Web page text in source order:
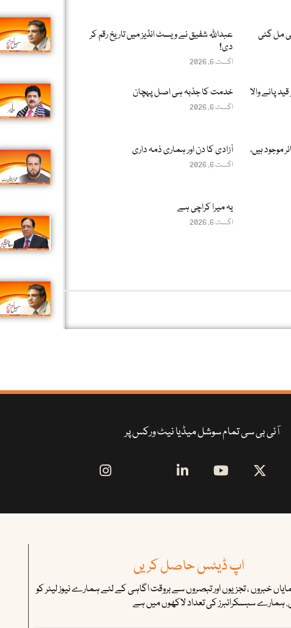
مل گئی
عبداللّٰہ شفیق نے ویسٹ انڈیز میں تاریخ رقم کر
دی!
اگست 6, 2026
پانے والا
خدمت کا جذبہ ہی اصل پہچان
اگست 6, 2026
موجود ہیں،
آزادی کا دن اور ہماری ذمہ داری
اگست 6, 2026
یہ میرا کراچی ہے
اگست 6, 2026
آئی بی سی تمام سوشل میڈیا نیٹ ورکس پر
اپ ڈیٹس حاصل کریں
خبروں ، تجزیوں اور تبصروں سے بروقت اگاہی کے لئے ہمارے نیوز لیٹر کو
ہمارے سبسکرائبرز کی تعداد لاکھوں میں ہے